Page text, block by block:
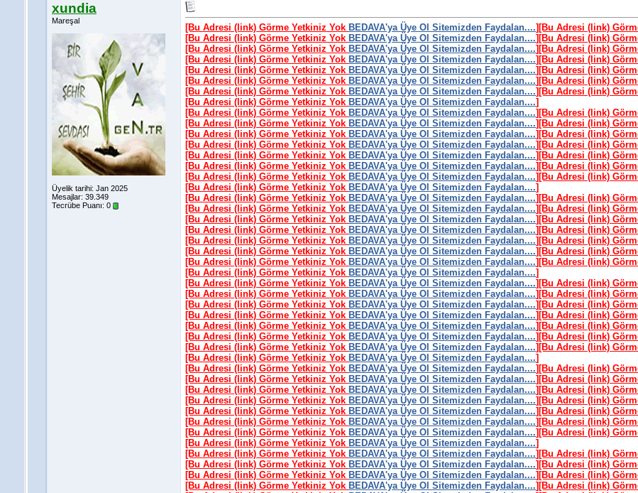
xundia
Mareşal
Üyelik tarihi: Jan 2025
Mesajlar: 39.349
Tecrübe Puanı: 0
[Bu Adresi (link) Görme Yetkiniz Yok BEDAVA'ya Üye Ol Sitemizden Faydalan....] [Bu Adresi (link)
[Bu Adresi (link) Görme Yetkiniz Yok BEDAVA'ya Üye Ol Sitemizden Faydalan....] [Bu Adresi (link)
[Bu Adresi (link) Görme Yetkiniz Yok BEDAVA'ya Üye Ol Sitemizden Faydalan....] [Bu Adresi (link)
[Bu Adresi (link) Görme Yetkiniz Yok BEDAVA'ya Üye Ol Sitemizden Faydalan....] [Bu Adresi (link)
[Bu Adresi (link) Görme Yetkiniz Yok BEDAVA'ya Üye Ol Sitemizden Faydalan....] [Bu Adresi (link)
[Bu Adresi (link) Görme Yetkiniz Yok BEDAVA'ya Üye Ol Sitemizden Faydalan....] [Bu Adresi (link)
[Bu Adresi (link) Görme Yetkiniz Yok BEDAVA'ya Üye Ol Sitemizden Faydalan....] [Bu Adresi (link)
[Bu Adresi (link) Görme Yetkiniz Yok BEDAVA'ya Üye Ol Sitemizden Faydalan....]
[Bu Adresi (link) Görme Yetkiniz Yok BEDAVA'ya Üye Ol Sitemizden Faydalan....] [Bu Adresi (link)
[Bu Adresi (link) Görme Yetkiniz Yok BEDAVA'ya Üye Ol Sitemizden Faydalan....] [Bu Adresi (link)
[Bu Adresi (link) Görme Yetkiniz Yok BEDAVA'ya Üye Ol Sitemizden Faydalan....] [Bu Adresi (link)
[Bu Adresi (link) Görme Yetkiniz Yok BEDAVA'ya Üye Ol Sitemizden Faydalan....] [Bu Adresi (link)
[Bu Adresi (link) Görme Yetkiniz Yok BEDAVA'ya Üye Ol Sitemizden Faydalan....] [Bu Adresi (link)
[Bu Adresi (link) Görme Yetkiniz Yok BEDAVA'ya Üye Ol Sitemizden Faydalan....] [Bu Adresi (link)
[Bu Adresi (link) Görme Yetkiniz Yok BEDAVA'ya Üye Ol Sitemizden Faydalan....] [Bu Adresi (link)
[Bu Adresi (link) Görme Yetkiniz Yok BEDAVA'ya Üye Ol Sitemizden Faydalan....]
[Bu Adresi (link) Görme Yetkiniz Yok BEDAVA'ya Üye Ol Sitemizden Faydalan....] [Bu Adresi (link)
[Bu Adresi (link) Görme Yetkiniz Yok BEDAVA'ya Üye Ol Sitemizden Faydalan....] [Bu Adresi (link)
[Bu Adresi (link) Görme Yetkiniz Yok BEDAVA'ya Üye Ol Sitemizden Faydalan....] [Bu Adresi (link)
[Bu Adresi (link) Görme Yetkiniz Yok BEDAVA'ya Üye Ol Sitemizden Faydalan....] [Bu Adresi (link)
[Bu Adresi (link) Görme Yetkiniz Yok BEDAVA'ya Üye Ol Sitemizden Faydalan....] [Bu Adresi (link)
[Bu Adresi (link) Görme Yetkiniz Yok BEDAVA'ya Üye Ol Sitemizden Faydalan....] [Bu Adresi (link)
[Bu Adresi (link) Görme Yetkiniz Yok BEDAVA'ya Üye Ol Sitemizden Faydalan....] [Bu Adresi (link)
[Bu Adresi (link) Görme Yetkiniz Yok BEDAVA'ya Üye Ol Sitemizden Faydalan....]
[Bu Adresi (link) Görme Yetkiniz Yok BEDAVA'ya Üye Ol Sitemizden Faydalan....] [Bu Adresi (link)
[Bu Adresi (link) Görme Yetkiniz Yok BEDAVA'ya Üye Ol Sitemizden Faydalan....] [Bu Adresi (link)
[Bu Adresi (link) Görme Yetkiniz Yok BEDAVA'ya Üye Ol Sitemizden Faydalan....] [Bu Adresi (link)
[Bu Adresi (link) Görme Yetkiniz Yok BEDAVA'ya Üye Ol Sitemizden Faydalan....] [Bu Adresi (link)
[Bu Adresi (link) Görme Yetkiniz Yok BEDAVA'ya Üye Ol Sitemizden Faydalan....] [Bu Adresi (link)
[Bu Adresi (link) Görme Yetkiniz Yok BEDAVA'ya Üye Ol Sitemizden Faydalan....] [Bu Adresi (link)
[Bu Adresi (link) Görme Yetkiniz Yok BEDAVA'ya Üye Ol Sitemizden Faydalan....] [Bu Adresi (link)
[Bu Adresi (link) Görme Yetkiniz Yok BEDAVA'ya Üye Ol Sitemizden Faydalan....]
[Bu Adresi (link) Görme Yetkiniz Yok BEDAVA'ya Üye Ol Sitemizden Faydalan....] [Bu Adresi (link)
[Bu Adresi (link) Görme Yetkiniz Yok BEDAVA'ya Üye Ol Sitemizden Faydalan....] [Bu Adresi (link)
[Bu Adresi (link) Görme Yetkiniz Yok BEDAVA'ya Üye Ol Sitemizden Faydalan....] [Bu Adresi (link)
[Bu Adresi (link) Görme Yetkiniz Yok BEDAVA'ya Üye Ol Sitemizden Faydalan....] [Bu Adresi (link)
[Bu Adresi (link) Görme Yetkiniz Yok BEDAVA'ya Üye Ol Sitemizden Faydalan....] [Bu Adresi (link)
[Bu Adresi (link) Görme Yetkiniz Yok BEDAVA'ya Üye Ol Sitemizden Faydalan....] [Bu Adresi (link)
[Bu Adresi (link) Görme Yetkiniz Yok BEDAVA'ya Üye Ol Sitemizden Faydalan....] [Bu Adresi (link)
[Bu Adresi (link) Görme Yetkiniz Yok BEDAVA'ya Üye Ol Sitemizden Faydalan....]
[Bu Adresi (link) Görme Yetkiniz Yok BEDAVA'ya Üye Ol Sitemizden Faydalan....] [Bu Adresi (link)
[Bu Adresi (link) Görme Yetkiniz Yok BEDAVA'ya Üye Ol Sitemizden Faydalan....] [Bu Adresi (link)
[Bu Adresi (link) Görme Yetkiniz Yok BEDAVA'ya Üye Ol Sitemizden Faydalan....] [Bu Adresi (link)
[Bu Adresi (link) Görme Yetkiniz Yok BEDAVA'ya Üye Ol Sitemizden Faydalan....] [Bu Adresi (link)